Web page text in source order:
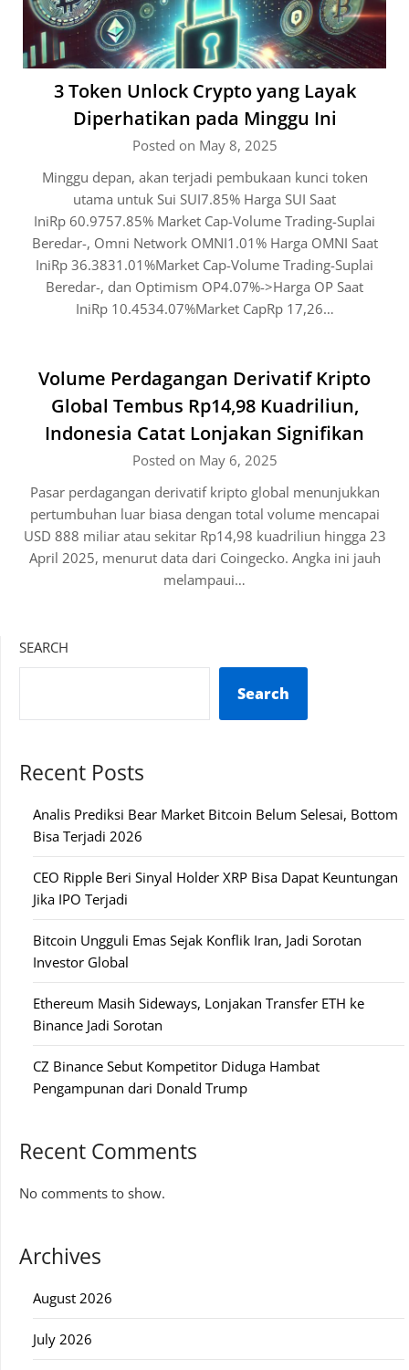
3 Token Unlock Crypto yang Layak
Diperhatikan pada Minggu Ini
Posted on May 8, 2025
Minggu depan, akan terjadi pembukaan kunci token
utama untuk Sui SUI7.85% Harga SUI Saat
IniRp 60.9757.85% Market Cap-Volume Trading-Suplai
Beredar-, Omni Network OMNI1.01% Harga OMNI Saat
IniRp 36.3831.01%Market Cap-Volume Trading-Suplai
Beredar-, dan Optimism OP4.07%->Harga OP Saat
IniRp 10.4534.07%Market CapRp 17,26…
Volume Perdagangan Derivatif Kripto
Global Tembus Rp14,98 Kuadriliun,
Indonesia Catat Lonjakan Signifikan
Posted on May 6, 2025
Pasar perdagangan derivatif kripto global menunjukkan
pertumbuhan luar biasa dengan total volume mencapai
USD 888 miliar atau sekitar Rp14,98 kuadriliun hingga 23
April 2025, menurut data dari Coingecko. Angka ini jauh
melampaui…
SEARCH
Search
Recent Posts
Analis Prediksi Bear Market Bitcoin Belum Selesai, Bottom
Bisa Terjadi 2026
CEO Ripple Beri Sinyal Holder XRP Bisa Dapat Keuntungan
Jika IPO Terjadi
Bitcoin Ungguli Emas Sejak Konflik Iran, Jadi Sorotan
Investor Global
Ethereum Masih Sideways, Lonjakan Transfer ETH ke
Binance Jadi Sorotan
CZ Binance Sebut Kompetitor Diduga Hambat
Pengampunan dari Donald Trump
Recent Comments
No comments to show.
Archives
August 2026
July 2026